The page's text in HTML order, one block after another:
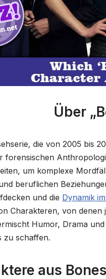
Über
die von 2005 bis
forensischen
um komplexe
beruflichen
und die Dynamik
Charakteren, von
Humor, Drama
zu schaffen.
aus